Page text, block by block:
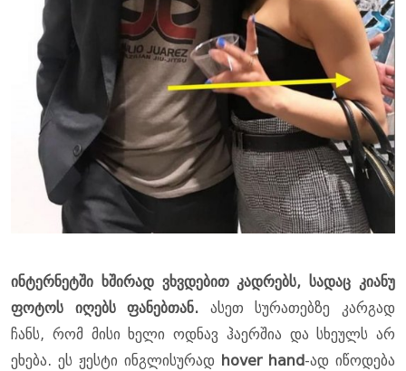
ინტერნეტში ხშირად ვხვდებით კადრებს, სადაც კიანუ
ფოტოს იღებს ფანებთან. ასეთ სურათებზე კარგად
ჩანს, რომ მისი ხელი ოდნავ ჰაერშია და სხეულს არ
ეხება. ეს ჟესტი ინგლისურად hover hand-ად იწოდება